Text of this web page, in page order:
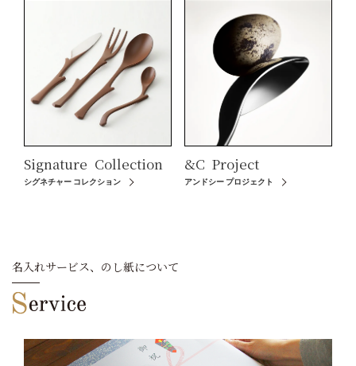
Signature Collection
シグネチャー コレクション
&C Project
アンドシー プロジェクト
名入れサービス、のし紙について